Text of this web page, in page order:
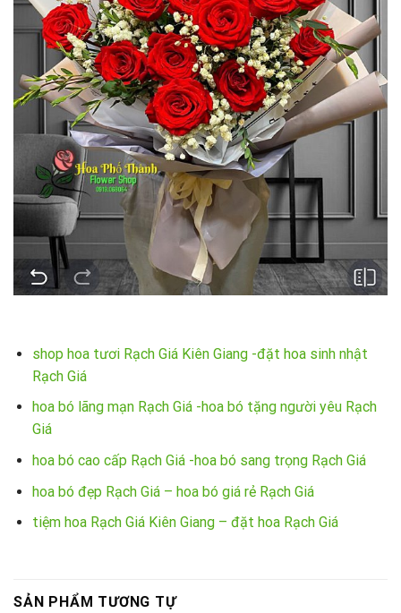
shop hoa tươi Rạch Giá Kiên Giang -đặt hoa sinh nhật
Rạch Giá
hoa bó lãng mạn Rạch Giá -hoa bó tặng người yêu Rạch
Giá
hoa bó cao cấp Rạch Giá -hoa bó sang trọng Rạch Giá
hoa bó đẹp Rạch Giá – hoa bó giá rẻ Rạch Giá
tiệm hoa Rạch Giá Kiên Giang – đặt hoa Rạch Giá
SẢN PHẨM TƯƠNG TỰ